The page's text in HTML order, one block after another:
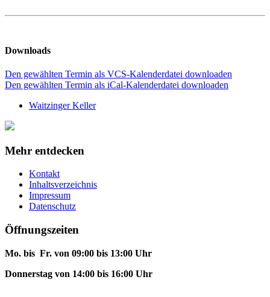
Downloads
Den gewählten Termin als VCS-Kalenderdatei downloaden
Den gewählten Termin als iCal-Kalenderdatei downloaden
Waitzinger Keller
Mehr entdecken
Kontakt
Inhaltsverzeichnis
Impressum
Datenschutz
Öffnungszeiten
Mo. bis Fr. von 09:00 bis 13:00 Uhr
Donnerstag von 14:00 bis 16:00 Uhr